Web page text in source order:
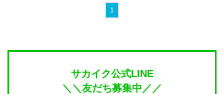
1
サカイク公式LINE
＼＼友だち募集中／／